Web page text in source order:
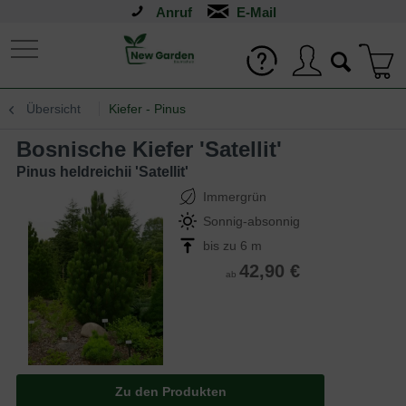
Anruf
Übersicht Kiefer - Pinus
bosnische Kiefer 'Satellit'
Pinus heldreichii 'Satellit'
Immergrün
Sonnig-absonnig
bis zu 6 m
ab 42,90 €
Zu den Produkten